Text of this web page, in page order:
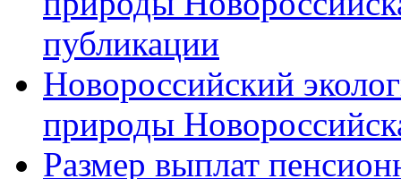
публикации
Новороссийский
природы
Размер выплат